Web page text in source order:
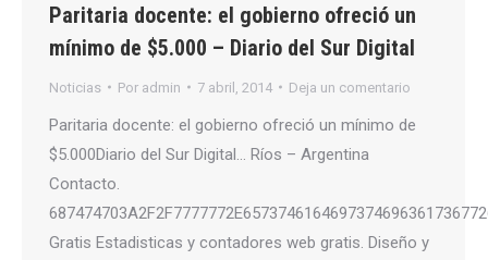
Paritaria docente: el gobierno ofreció un
mínimo de $5.000 – Diario del Sur Digital
Noticias Por admin 7 abril, 2014 Deja un comentario
Paritaria docente: el gobierno ofreció un mínimo de
$5.000Diario del Sur Digital… Ríos – Argentina
Contacto.
Gratis Estadisticas y contadores web gratis. Diseño y